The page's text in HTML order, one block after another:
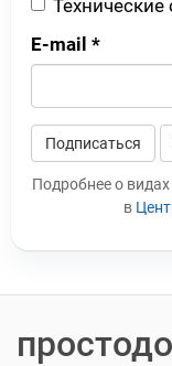
Технические
E-mail *
Подписаться
Leave this field
Подробнее о
в